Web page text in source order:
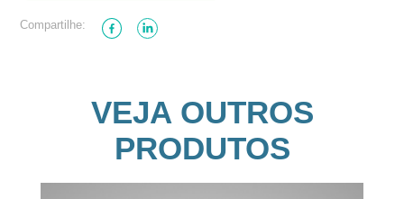
Compartilhe:
VEJA OUTROS
PRODUTOS